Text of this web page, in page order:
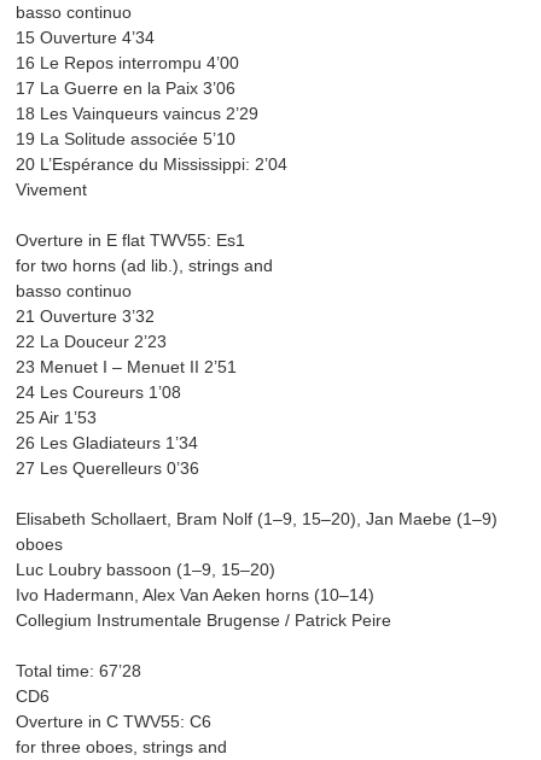
basso continuo
15 Ouverture 4’34
16 Le Repos interrompu 4’00
17 La Guerre en la Paix 3’06
18 Les Vainqueurs vaincus 2’29
19 La Solitude associée 5’10
20 L’Espérance du Mississippi: 2’04
Vivement
Overture in E flat TWV55: Es1
for two horns (ad lib.), strings and
basso continuo
21 Ouverture 3’32
22 La Douceur 2’23
23 Menuet I – Menuet II 2’51
24 Les Coureurs 1’08
25 Air 1’53
26 Les Gladiateurs 1’34
27 Les Querelleurs 0’36
Elisabeth Schollaert, Bram Nolf (1–9, 15–20), Jan Maebe (1–9)
oboes
Luc Loubry bassoon (1–9, 15–20)
Ivo Hadermann, Alex Van Aeken horns (10–14)
Collegium Instrumentale Brugense / Patrick Peire
Total time: 67’28
CD6
Overture in C TWV55: C6
for three oboes, strings and